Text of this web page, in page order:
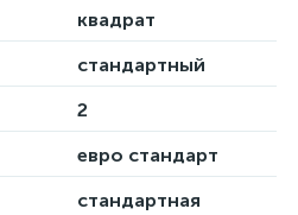
квадрат
стандартный
2
евро стандарт
стандартная